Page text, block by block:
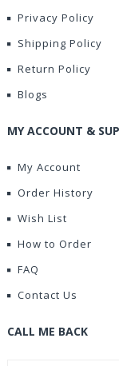
Privacy Policy
Shipping Policy
Return Policy
Blogs
MY ACCOUNT &
My Account
Order History
Wish List
How to Order
FAQ
Contact Us
CALL ME BACK